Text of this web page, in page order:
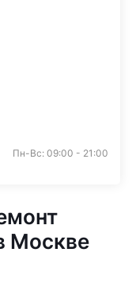
Пн-Вс: 09:00 - 21:00
Москве